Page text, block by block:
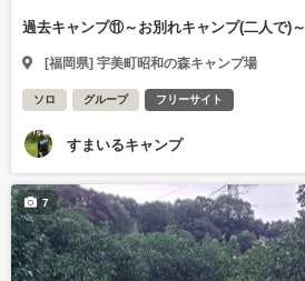
過去キャンプ⑪～お別れキャンプ(二人で)～
[福岡県] 宇美町昭和の森キャンプ場
ソロ グループ フリーサイト
すまいるキャンプ
7